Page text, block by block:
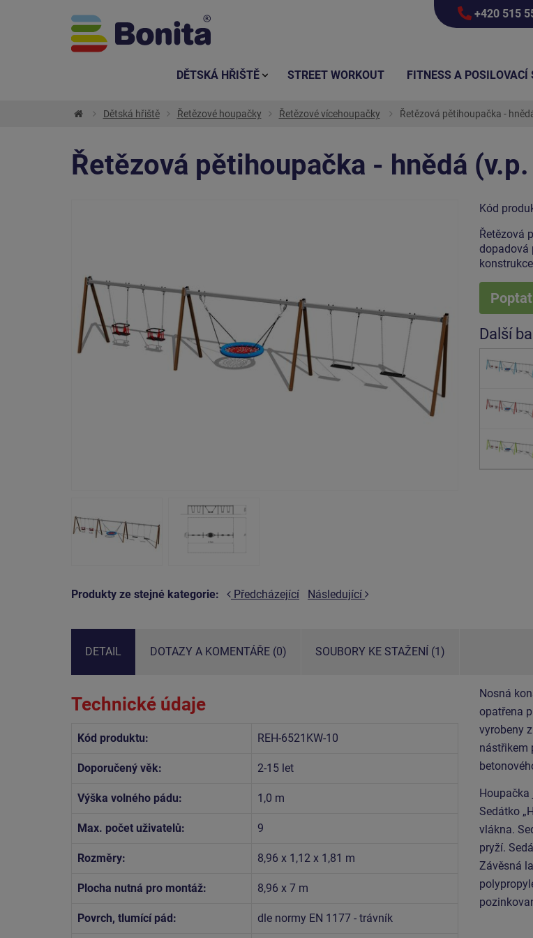
+420 515
Dětská hřiště Řetězové houpačky Řetězové vícehoupačky Řetězová pětihoupačka -
Řetězová pětihoupačka - hnědá
Produkty ze stejné kategorie: Předcházející Následující
Kód
Řetězová
dopadová
Poptat
Další
DETAIL DOTAZY A KOMENTÁŘE (0) SOUBORY KE STAŽENÍ (1)
Technické údaje
Kód produktu: REH-6521KW-10
Doporučený věk: 2-15 let
Výška volného pádu: 1,0 m
Max. počet uživatelů: 9
Rozměry: 8,96 x 1,12 x 1,81 m
Plocha nutná pro montáž: 8,96 x 7 m
Povrch, tlumící pád: dle normy EN 1177 - trávník
Nosná
opatřena
vyrobeny
nástřikem
Houpačka
Sedátko
vlákna.
pryží.
Závěsná
DĚTSKÁ HŘIŠTĚ STREET WORKOUT FITNESS A POSILOVACÍ